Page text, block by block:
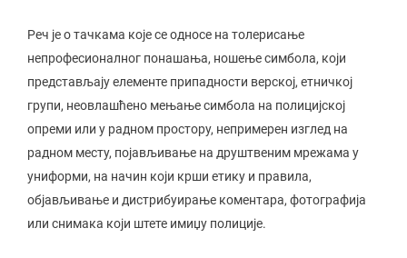
Реч је о тачкама које се односе на толерисање
непрофесионалног понашања, ношење симбола, који
представљају елементе припадности верској, етничкој
групи, неовлашћено мењање симбола на полицијској
опреми или у радном простору, непримерен изглед на
радном месту, појављивање на друштвеним мрежама у
униформи, на начин који крши етику и правила,
објављивање и дистрибуирање коментара, фотографија
или снимака који штете имиџу полиције.